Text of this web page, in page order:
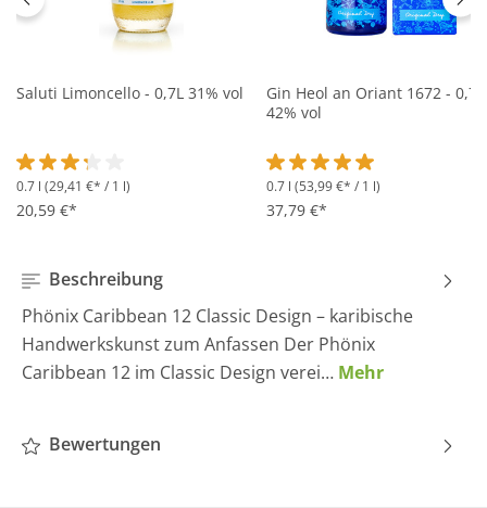
Saluti Limoncello - 0,7L 31% vol
Durchschnittliche Bewertung von 3.2 von 5 Sternen
0.7 l (29,41 €* / 1 l)
20,59 €*
Gin Heol an Oriant 1672 - 0,7L
42% vol
Durchschnittliche
0.7 l (53,99 €* / 1 l)
37,79 €*
Beschreibung
Phönix Caribbean 12 Classic Design – karibische
Handwerkskunst zum Anfassen Der Phönix
Caribbean 12 im Classic Design verei… Mehr
Bewertungen